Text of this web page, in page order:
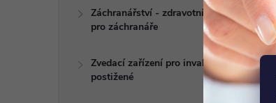
Záchranářství - zdravotní potřeby
pro záchranáře
Zvedací zařízení pro invalidy a
postižené